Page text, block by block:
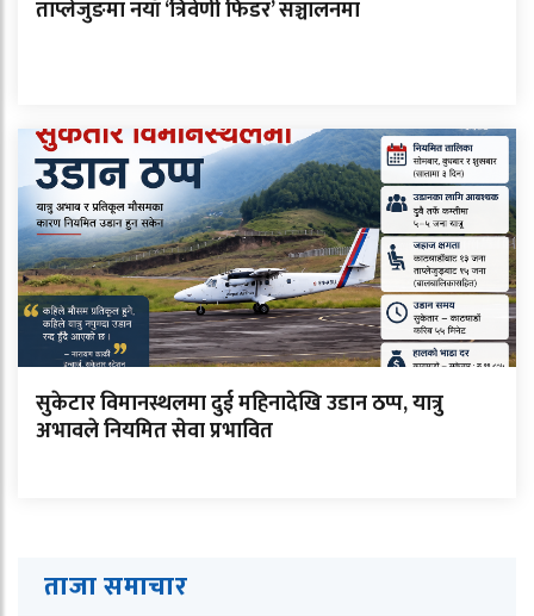
ताप्लेजुङमा नयाँ ‘त्रिवेणी फिडर’ सञ्चालनमा
सुकेटार विमानस्थलमा दुई महिनादेखि उडान ठप्प, यात्रु
अभावले नियमित सेवा प्रभावित
ताजा समाचार